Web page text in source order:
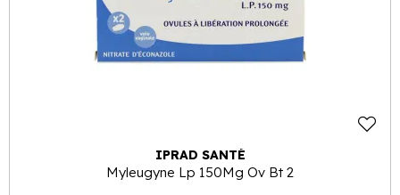
IPRAD SANTÉ
Myleugyne Lp 150Mg Ov Bt 2